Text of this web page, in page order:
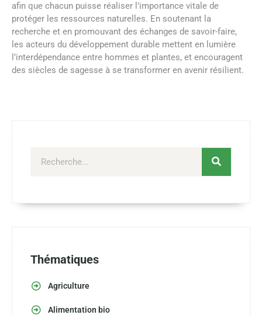
afin que chacun puisse réaliser l’importance vitale de
protéger les ressources naturelles. En soutenant la
recherche et en promouvant des échanges de savoir-faire,
les acteurs du développement durable mettent en lumière
l’interdépendance entre hommes et plantes, et encouragent
des siècles de sagesse à se transformer en avenir résilient.
Thématiques
Agriculture
Alimentation bio